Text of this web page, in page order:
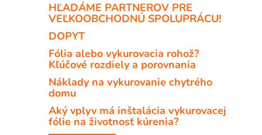
HĽADÁME PARTNEROV PRE
VEĽKOOBCHODNÚ SPOLUPRÁCU!
DOPYT
Fólia alebo vykurovacia rohož?
Kľúčové rozdiely a porovnania
Náklady na vykurovanie chytrého
domu
Aký vplyv má inštalácia vykurovacej
fólie na životnosť kúrenia?